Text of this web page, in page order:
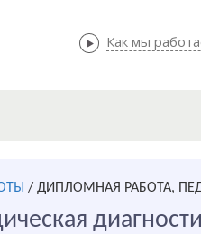
Как мы
Как мы
/ ДИПЛОМНАЯ РАБОТА,